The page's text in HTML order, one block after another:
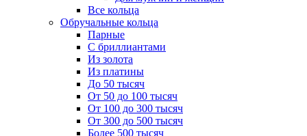
Все кольца
Обручальные кольца
Парные
С бриллиантами
Из золота
Из платины
До 50 тысяч
От 50 до 100 тысяч
От 100 до 300 тысяч
От 300 до 500 тысяч
Более 500 тысяч